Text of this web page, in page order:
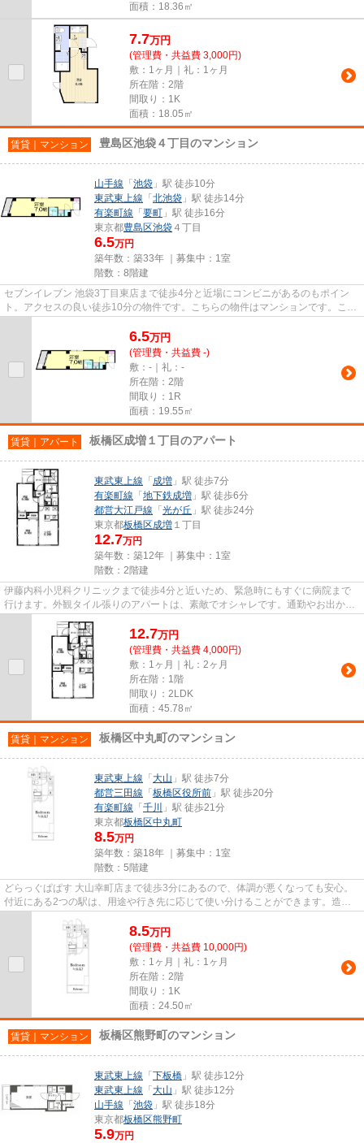
面積：18.36㎡
7.7万円
(管理費・共益費 3,000円)
敷：1ヶ月｜礼：1ヶ月
所在階：2階
間取り：1K
面積：18.05㎡
賃貸｜マンション 豊島区池袋４丁目のマンション
山手線 「 池袋 」駅 徒歩10分
東武東上線 「 北池袋 」駅 徒歩14分
有楽町線 「 要町 」駅 徒歩16分
東京都豊島区池袋 ４丁目
6.5万円
築年数：築33年 ｜募集中： 1室
階数：8階建
セブンイレブン 池袋3丁目東店まで徒歩4分と近場にコンビニがあるのもポイン
ト。アクセスの良い徒歩10分の物件です。こちらの物件はマンションです。こち
6.5万円
(管理費・共益費 -)
敷：-｜礼：-
所在階：2階
間取り：1R
面積：19.55㎡
賃貸｜アパート 板橋区成増１丁目のアパート
東武東上線 「 成増 」駅 徒歩7分
有楽町線 「 地下鉄成増 」駅 徒歩6分
都営大江戸線 「 光が丘 」駅 徒歩24分
東京都板橋区成増 １丁目
12.7万円
築年数：築12年 ｜募集中： 1室
階数：2階建
伊藤内科小児科クリニックまで徒歩4分と近いため、緊急時にもすぐに病院まで
行けます。外観タイル張りのアパートは、素敵でオシャレです。通勤やお出かけ
12.7万円
(管理費・共益費 4,000円)
敷：1ヶ月｜礼：2ヶ月
所在階：1階
間取り：2LDK
面積：45.78㎡
賃貸｜マンション 板橋区中丸町のマンション
東武東上線 「 大山 」駅 徒歩7分
都営三田線 「 板橋区役所前 」駅 徒歩20分
有楽町線 「 千川
」駅 徒歩21分
東京都板橋区中丸町
8.5万円
築年数：築18年 ｜募集中： 1室
階数：5階建
どらっぐぱぱす 大山幸町店まで徒歩3分にあるので、体調が悪くなっても安心。
付近にある2つの駅は、用途や行き先に応じて使い分けることができます。造り
8.5万円
(管理費・共益費 10,000円)
敷：1ヶ月｜礼：1ヶ月
所在階：2階
間取り：1K
面積：24.50㎡
賃貸｜マンション 板橋区熊野町のマンション
東武東上線 「 下板橋 」駅 徒歩12分
東武東上線 「 大山 」駅 徒歩12分
山手線 「 池袋 」駅 徒歩18分
東京都板橋区熊野町
5.9万円